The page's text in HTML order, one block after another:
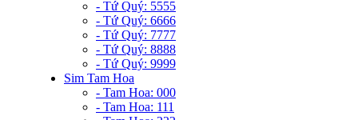
- Tứ Quý: 5555
- Tứ Quý: 6666
- Tứ Quý: 7777
- Tứ Quý: 8888
- Tứ Quý: 9999
Sim Tam Hoa
- Tam Hoa: 000
- Tam Hoa: 111